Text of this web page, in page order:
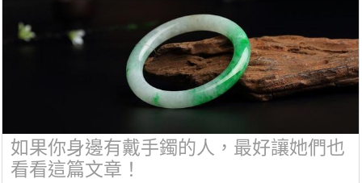
如果你身邊有戴手鐲的人，最好讓她們也
看看這篇文章！